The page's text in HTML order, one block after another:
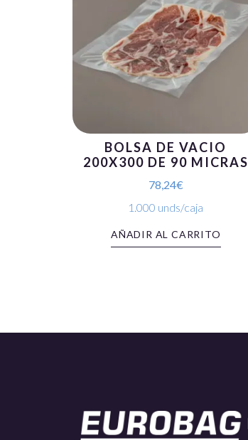
BOLSA DE VACIO
200X300 DE 90 MICRAS
78,24€
1.000 unds/caja
AÑADIR AL CARRITO